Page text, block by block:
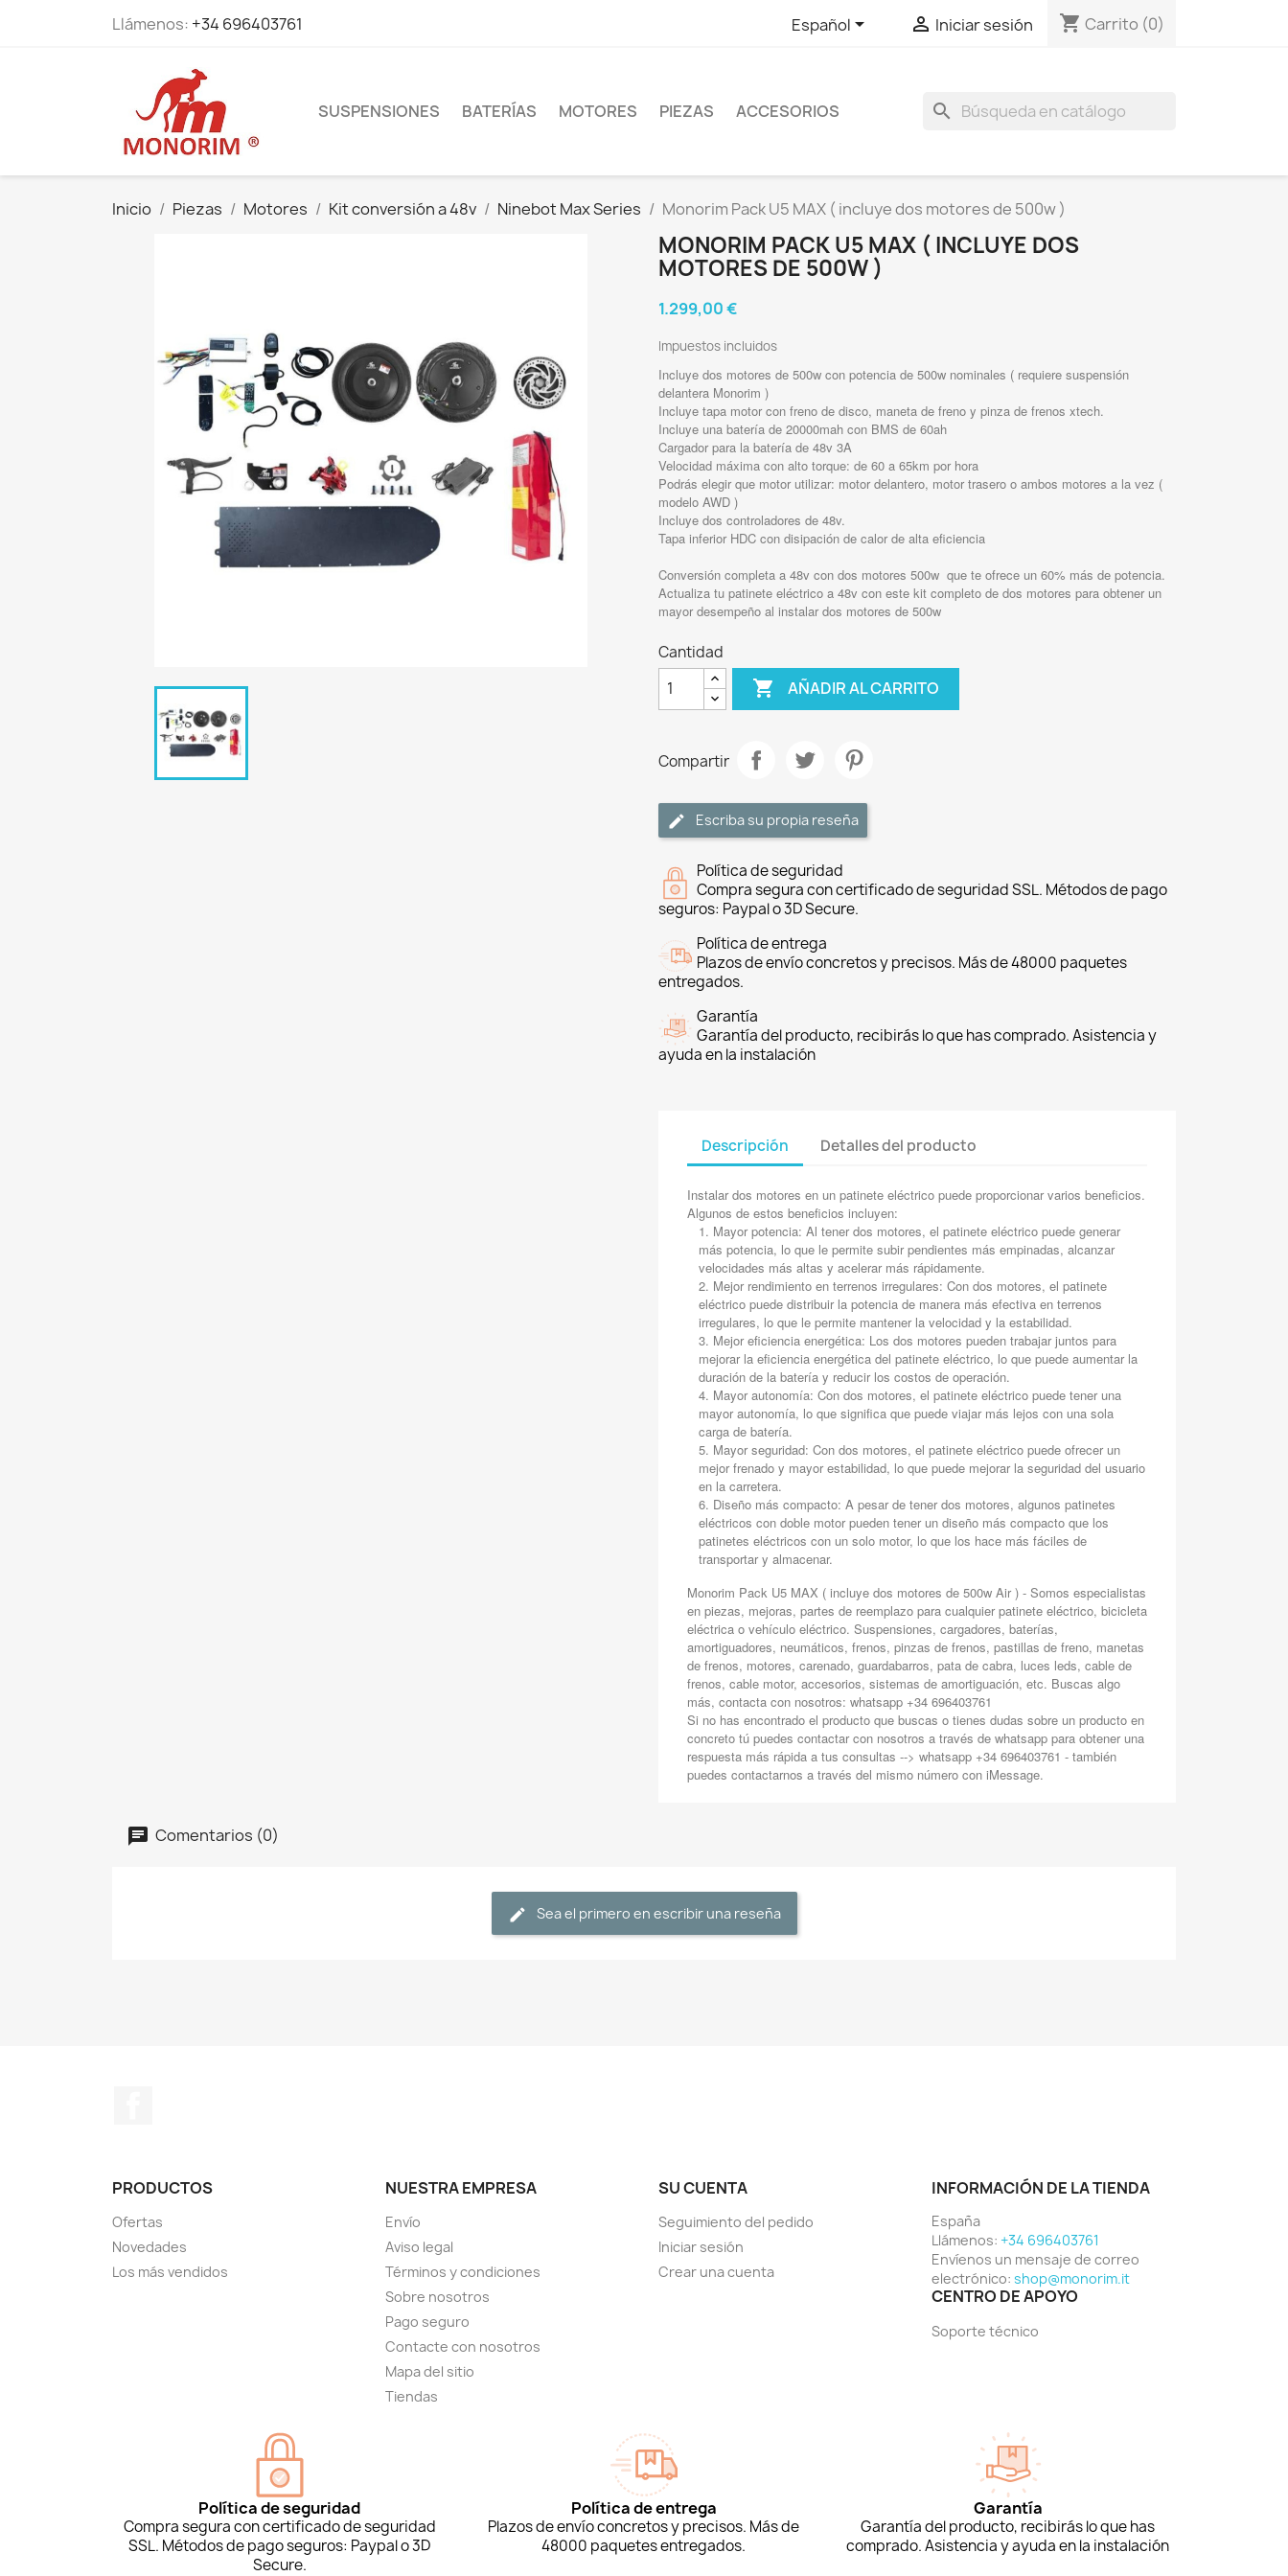
Llámenos: +34 696403761 Español  Iniciar sesión shopping_cart Carrito (0)
SUSPENSIONES BATERÍAS MOTORES PIEZAS ACCESORIOS search
Inicio Piezas Motores Kit conversión a 48v Ninebot Max Series Monorim Pack U5 MAX ( incluye dos motores de 500w )
MONORIM PACK U5 MAX ( INCLUYE DOS
MOTORES DE 500W )
1.299,00 €
Impuestos incluidos
Incluye dos motores de 500w con potencia de 500w nominales ( requiere suspensión
delantera Monorim )
Incluye tapa motor con freno de disco, maneta de freno y pinza de frenos xtech.
Incluye una batería de 20000mah con BMS de 60ah
Cargador para la batería de 48v 3A
Velocidad máxima con alto torque: de 60 a 65km por hora
Podrás elegir que motor utilizar: motor delantero, motor trasero o ambos motores a la vez (
modelo AWD )
Incluye dos controladores de 48v.
Tapa inferior HDC con disipación de calor de alta eficiencia
Conversión completa a 48v con dos motores 500w que te ofrece un 60% más de potencia.
Actualiza tu patinete eléctrico a 48v con este kit completo de dos motores para obtener un
mayor desempeño al instalar dos motores de 500w
Cantidad
 AÑADIR AL CARRITO
Compartir
Escriba su propia reseña
Política de seguridad
Compra segura con certificado de seguridad SSL. Métodos de pago
seguros: Paypal o 3D Secure.
Política de entrega
Plazos de envío concretos y precisos. Más de 48000 paquetes
entregados.
Garantía
Garantía del producto, recibirás lo que has comprado. Asistencia y
ayuda en la instalación
Descripción Detalles del producto
Instalar dos motores en un patinete eléctrico puede proporcionar varios beneficios.
Algunos de estos beneficios incluyen:
Mayor potencia: Al tener dos motores, el patinete eléctrico puede generar
más potencia, lo que le permite subir pendientes más empinadas, alcanzar
velocidades más altas y acelerar más rápidamente.
Mejor rendimiento en terrenos irregulares: Con dos motores, el patinete
eléctrico puede distribuir la potencia de manera más efectiva en terrenos
irregulares, lo que le permite mantener la velocidad y la estabilidad.
Mejor eficiencia energética: Los dos motores pueden trabajar juntos para
mejorar la eficiencia energética del patinete eléctrico, lo que puede aumentar la
duración de la batería y reducir los costos de operación.
Mayor autonomía: Con dos motores, el patinete eléctrico puede tener una
mayor autonomía, lo que significa que puede viajar más lejos con una sola
carga de batería.
Mayor seguridad: Con dos motores, el patinete eléctrico puede ofrecer un
mejor frenado y mayor estabilidad, lo que puede mejorar la seguridad del usuario
en la carretera.
Diseño más compacto: A pesar de tener dos motores, algunos patinetes
eléctricos con doble motor pueden tener un diseño más compacto que los
patinetes eléctricos con un solo motor, lo que los hace más fáciles de
transportar y almacenar.
Monorim Pack U5 MAX ( incluye dos motores de 500w Air ) - Somos especialistas
en piezas, mejoras, partes de reemplazo para cualquier patinete eléctrico, bicicleta
eléctrica o vehículo eléctrico. Suspensiones, cargadores, baterías,
amortiguadores, neumáticos, frenos, pinzas de frenos, pastillas de freno, manetas
de frenos, motores, carenado, guardabarros, pata de cabra, luces leds, cable de
frenos, cable motor, accesorios, sistemas de amortiguación, etc. Buscas algo
más, contacta con nosotros: whatsapp +34 696403761
Si no has encontrado el producto que buscas o tienes dudas sobre un producto en
concreto tú puedes contactar con nosotros a través de whatsapp para obtener una
respuesta más rápida a tus consultas --> whatsapp +34 696403761 - también
puedes contactarnos a través del mismo número con iMessage.
Comentarios (0)
Sea el primero en escribir una reseña
PRODUCTOS
Ofertas
Novedades
Los más vendidos
NUESTRA EMPRESA
Envío
Aviso legal
Términos y condiciones
Sobre nosotros
Pago seguro
Contacte con nosotros
Mapa del sitio
Tiendas
SU CUENTA
Seguimiento del pedido
Iniciar sesión
Crear una cuenta
INFORMACIÓN DE LA TIENDA
España
Llámenos: +34 696403761
Envíenos un mensaje de correo
electrónico: shop@monorim.it
CENTRO DE APOYO
Soporte técnico
Política de seguridad
Compra segura con certificado de seguridad
SSL. Métodos de pago seguros: Paypal o 3D
Secure.
Política de entrega
Plazos de envío concretos y precisos. Más de
48000 paquetes entregados.
Garantía
Garantía del producto, recibirás lo que has
comprado. Asistencia y ayuda en la instalación